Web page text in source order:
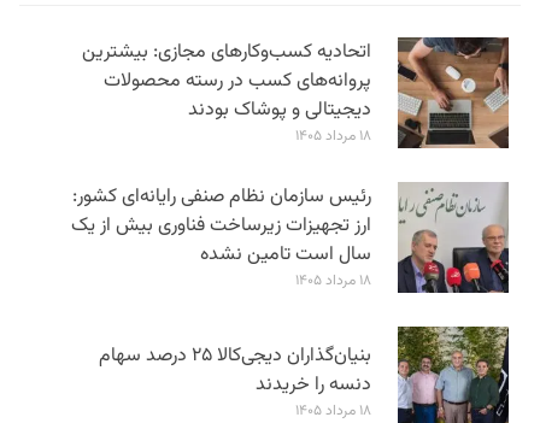
اتحادیه کسب‌وکارهای مجازی: بیشترین
پروانه‌های کسب در رسته محصولات
دیجیتالی و پوشاک بودند
۱۸ مرداد ۱۴۰۵
رئیس سازمان نظام صنفی رایانه‌ای کشور:
ارز تجهیزات زیرساخت فناوری بیش از یک
سال است تامین نشده
۱۸ مرداد ۱۴۰۵
بنیان‌گذاران دیجی‌کالا ۲۵ درصد سهام
دنسه را خریدند
۱۸ مرداد ۱۴۰۵